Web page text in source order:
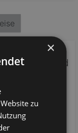
verleiht dem
und
zusätzliche
im
×
zu